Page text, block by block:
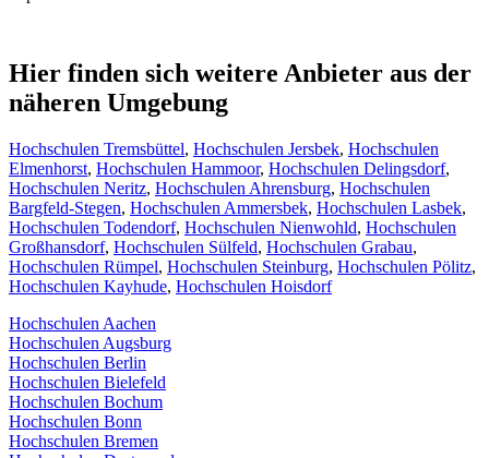
Hier finden sich weitere Anbieter aus der
näheren Umgebung
Hochschulen Tremsbüttel, Hochschulen Jersbek, Hochschulen
Elmenhorst, Hochschulen Hammoor, Hochschulen Delingsdorf,
Hochschulen Neritz, Hochschulen Ahrensburg, Hochschulen
Bargfeld-Stegen, Hochschulen Ammersbek, Hochschulen Lasbek,
Hochschulen Todendorf, Hochschulen Nienwohld, Hochschulen
Großhansdorf, Hochschulen Sülfeld, Hochschulen Grabau,
Hochschulen Rümpel, Hochschulen Steinburg, Hochschulen Pölitz,
Hochschulen Kayhude, Hochschulen Hoisdorf
Hochschulen Aachen
Hochschulen Augsburg
Hochschulen Berlin
Hochschulen Bielefeld
Hochschulen Bochum
Hochschulen Bonn
Hochschulen Bremen